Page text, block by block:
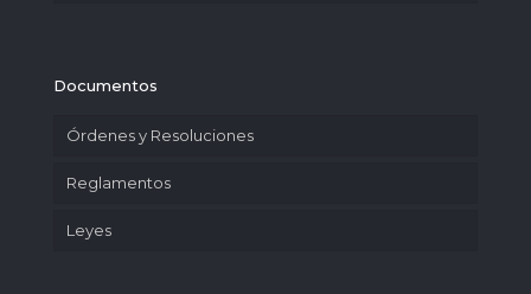
Documentos
Órdenes y Resoluciones
Reglamentos
Leyes